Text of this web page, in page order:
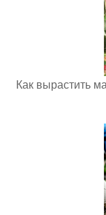
Как вырастить